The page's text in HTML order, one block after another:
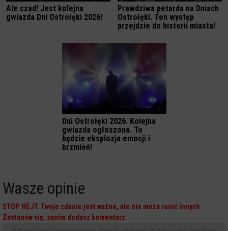
Ale czad! Jest kolejna
gwiazda Dni Ostrołęki 2026!
Prawdziwa petarda na Dniach
Ostrołęki. Ten występ
przejdzie do historii miasta!
Dni Ostrołęki 2026. Kolejna
gwiazda ogłoszona. To
będzie eksplozja emocji i
brzmień!
Wasze opinie
STOP HEJT. Twoje zdanie jest ważne, ale nie może ranić innych.
Zastanów się, zanim dodasz komentarz